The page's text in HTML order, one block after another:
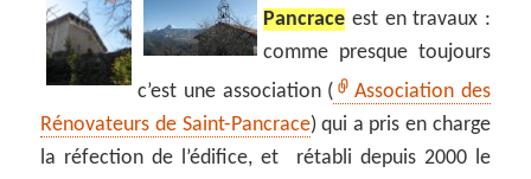
Pancrace est en travaux :
comme presque toujours
c’est une association (
Association des
Rénovateurs de Saint-Pancrace) qui a pris en charge
la réfection de l’édifice, et rétabli depuis 2000 le